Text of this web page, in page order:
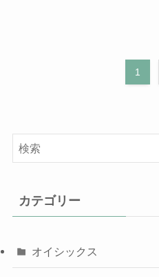
1
カテゴリー
オイシックス